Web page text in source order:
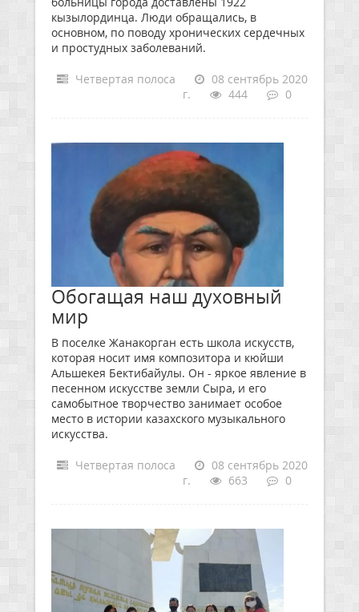
кызылординца. Люди обращались, в
основном, по поводу хронических сердечных
и простудных заболеваний.
Четвертая полоса
08 сентябрь 2020
г.
444 0
Обогащая наш духовный
мир
В поселке Жанакорган есть школа искусств,
которая носит имя композитора и кюйши
Альшекея Бектибайулы. Он - яркое явление в
песенном искусстве земли Сыра, и его
самобытное творчество занимает особое
место в истории казахского музыкального
искусства.
Четвертая полоса
08 сентябрь 2020
г.
663 0